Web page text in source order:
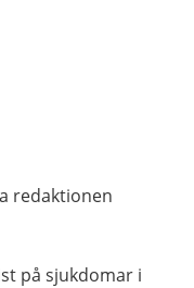
redaktionen
på sjukdomar i